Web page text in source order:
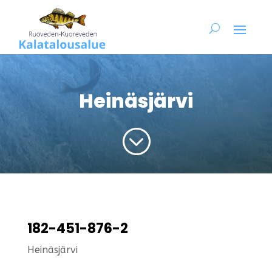
Heinäsjärvi
;
182-451-876-2
Heinäsjärvi